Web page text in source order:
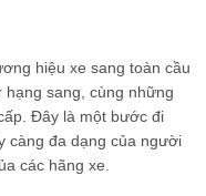
hiệu xe sang toàn cầu
hạng sang, cùng những
Đây là một bước đi
càng đa dạng của người
các hãng xe.